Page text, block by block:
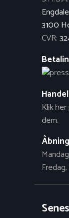
3100
CVR:
Klik her
dem.